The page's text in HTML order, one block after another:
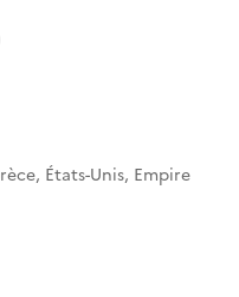
États-Unis, Empire